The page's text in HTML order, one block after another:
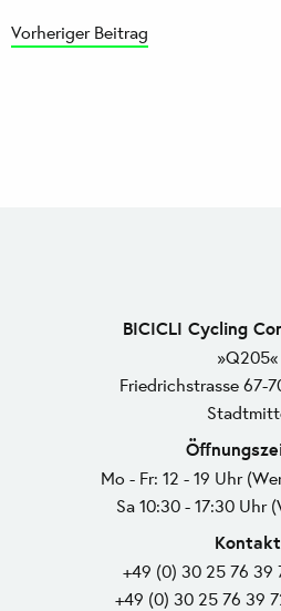
Vorheriger Beitrag
BICICLI Cycling
»Q205«
Friedrichstrasse 67-
Mo - Fr: 12 - 19 Uhr
Sa 10:30 - 17:30 Uhr
Kontakt
+49 (0) 30 25 76 39
+49 (0) 30 25 76 39